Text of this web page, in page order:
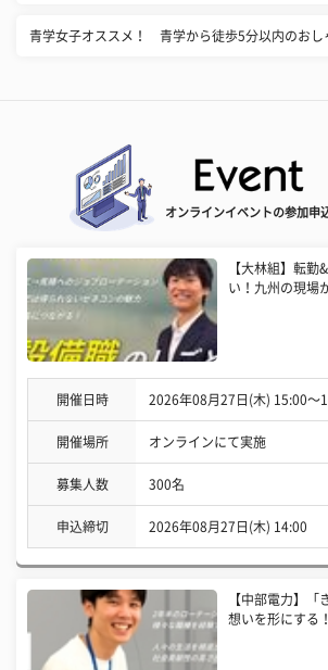
青学女子オススメ！ 青学から徒歩5分以内のおし
オンラインイベントの参加申
【大林組】転勤
い！九州の現場
開催日時 2026年08月27日(木) 15:00〜
開催場所 オンラインにて実施
募集人数 300名
申込締切 2026年08月27日(木) 14:00
【中部電力】「
想いを形にする